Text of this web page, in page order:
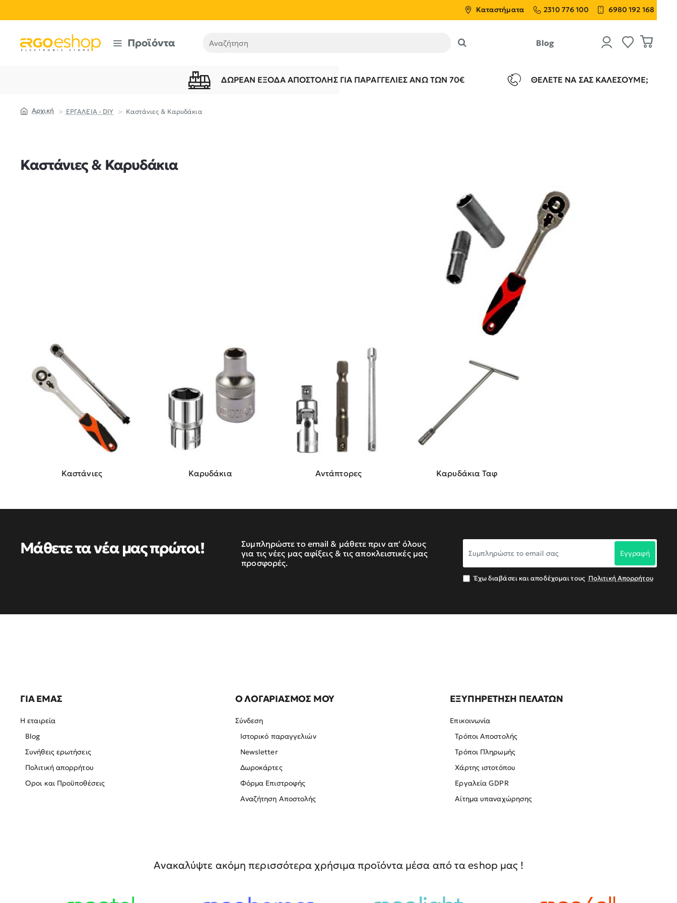
Καταστήματα 2310 776 100 6980 192 168
Προϊόντα Αναζήτηση Blog
ΔΩΡΕΆΝ ΈΞΟΔΑ ΑΠΟΣΤΟΛΉΣ ΓΙΑ ΠΑΡΑΓΓΕΛΊΕΣ ΆΝΩ ΤΩΝ 70€ ΘΈΛΕΤΕ ΝΑ ΣΑΣ ΚΑΛΈΣΟΥΜΕ;
ΕΡΓΑΛΕΙΑ - DIY Καστάνιες & Καρυδάκια
Καστάνιες & Καρυδάκια
Καστάνιες Καρυδάκια Αντάπτορες Καρυδάκια Ταφ
Μάθετε τα νέα μας πρώτοι!
Συμπληρώστε το email & μάθετε πριν απ' όλους
για τις νέες μας αφίξεις & τις αποκλειστικές μας
προσφορές.
το
σας
Εγγραφή
Έχω διαβάσει και αποδέχομαι τους Πολιτική Απορρήτου
ΓΙΑ ΕΜΑΣ
Η εταιρεία
Blog
Συνήθεις ερωτήσεις
Πολιτική απορρήτου
Όροι και Προϋποθέσεις
Ο ΛΟΓΑΡΙΑΣΜΟΣ ΜΟΥ
Σύνδεση
Ιστορικό παραγγελιών
Newsletter
Δωροκάρτες
Φόρμα Επιστροφής
Αναζήτηση Αποστολής
ΕΞΥΠΗΡΕΤΗΣΗ ΠΕΛΑΤΩΝ
Επικοινωνία
Τρόποι Αποστολής
Τρόποι Πληρωμής
Χάρτης ιστοτόπου
Εργαλεία GDPR
Αίτημα υπαναχώρησης
Ανακαλύψτε ακόμη περισσότερα χρήσιμα προϊόντα μέσα από τα eshop μας !